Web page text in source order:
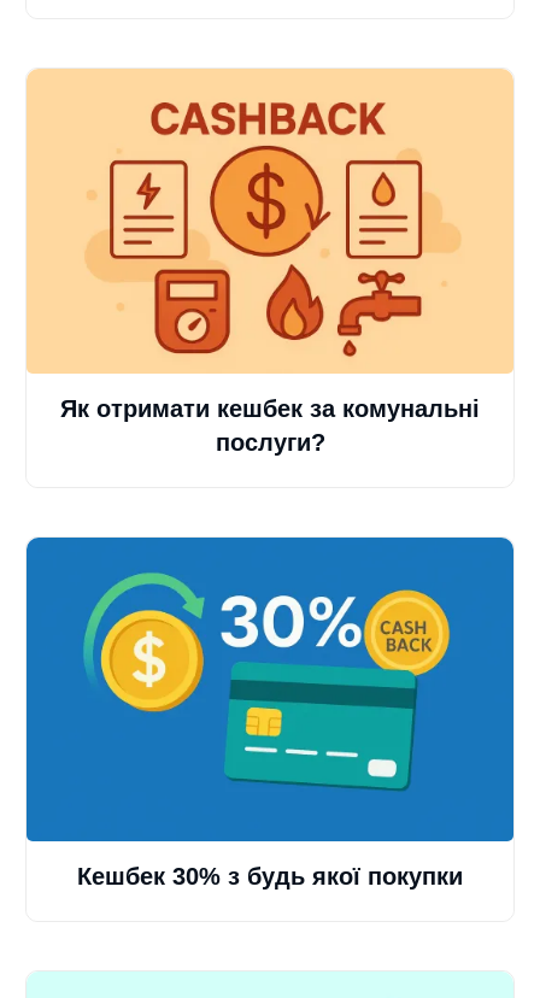
Як отримати кешбек за комунальні
послуги?
Кешбек 30% з будь якої покупки